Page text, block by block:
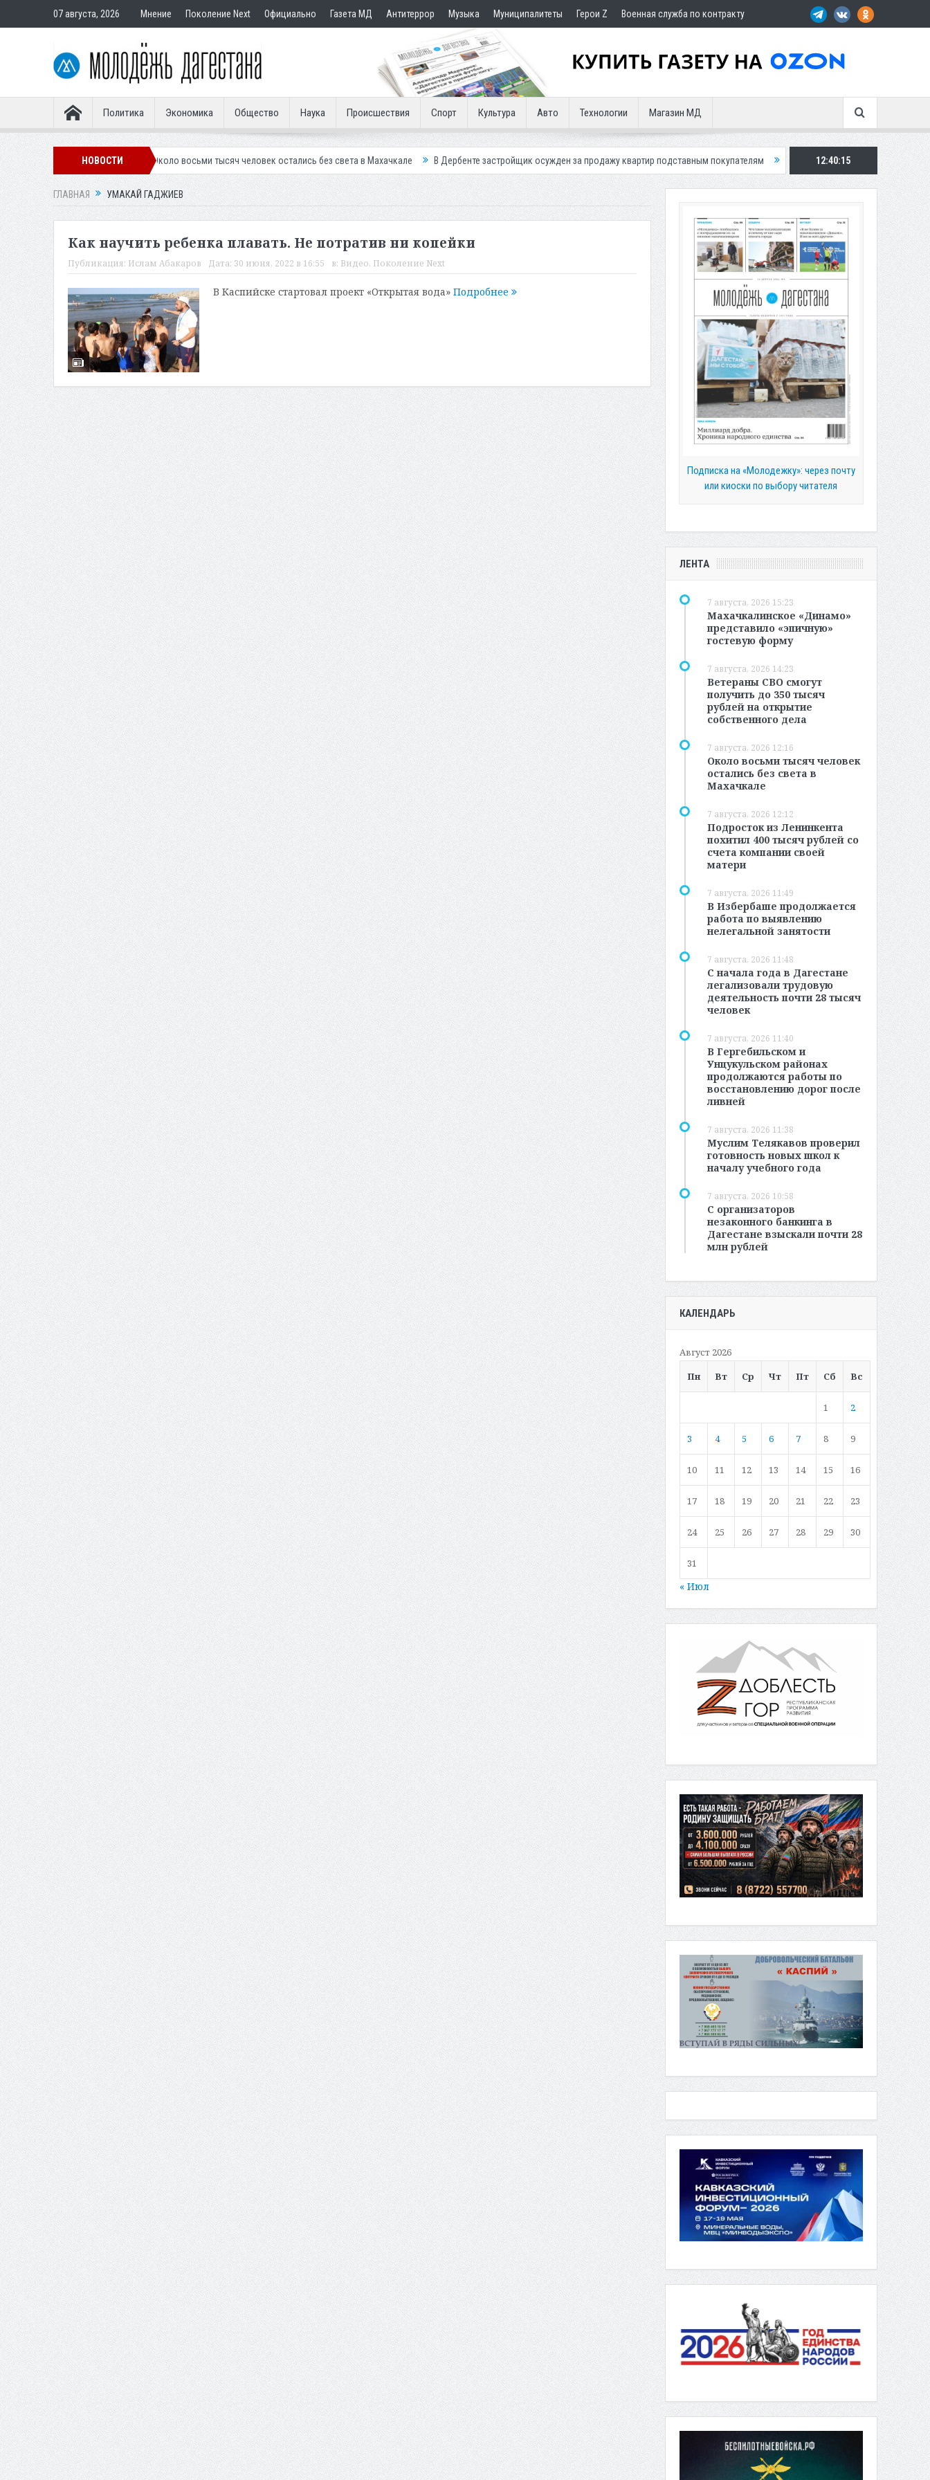
07 августа, 2026 Мнение Поколение Next Официально Газета МД Антитеррор Музыка Муниципалитеты Герои Z Военная служба по контракту
Политика Экономика Общество Наука Происшествия Спорт Культура Авто Технологии Магазин МД
НОВОСТИ
форму Около восьми тысяч человек остались без света в Махачкале В Дербенте застройщик осужден за продажу квартир подставным покупателям Экс-сотрудница Соцфонда получила срок за
12:40:16
ГЛАВНАЯ УМАКАЙ ГАДЖИЕВ
Как научить ребенка плавать. Не потратив ни копейки
Публикация: Ислам Абакаров Дата: 30 июня, 2022 в 16:55 в: Видео, Поколение Next
В Каспийске стартовал проект «Открытая вода» Подробнее
Подписка на «Молодежку»: через почту
или киоски по выбору читателя
ЛЕНТА
7 августа, 2026 15:23
Махачкалинское «Динамо»
представило «эпичную»
гостевую форму
7 августа, 2026 14:23
Ветераны СВО смогут
получить до 350 тысяч
рублей на открытие
собственного дела
7 августа, 2026 12:16
Около восьми тысяч человек
остались без света в
Махачкале
7 августа, 2026 12:12
Подросток из Ленинкента
похитил 400 тысяч рублей со
счета компании своей
матери
7 августа, 2026 11:49
В Избербаше продолжается
работа по выявлению
нелегальной занятости
7 августа, 2026 11:48
С начала года в Дагестане
легализовали трудовую
деятельность почти 28 тысяч
человек
7 августа, 2026 11:40
В Гергебильском и
Унцукульском районах
продолжаются работы по
восстановлению дорог после
ливней
7 августа, 2026 11:38
Муслим Телякавов проверил
готовность новых школ к
началу учебного года
7 августа, 2026 10:58
С организаторов
незаконного банкинга в
Дагестане взыскали почти 28
млн рублей
КАЛЕНДАРЬ
Август 2026
Пн
Вт Ср Чт Пт Сб Вс
1 2
3 4 5 6 7 8 9
10 11 12 13 14 15 16
17 18 19 20 21 22 23
24 25 26 27 28 29 30
31
« Июл